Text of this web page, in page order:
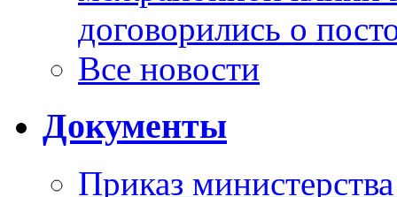
договорились о
Все новости
Документы
Приказ